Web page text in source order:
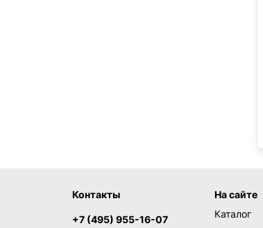
Контакты
+7 (495) 955-16-07
На сайте
Каталог